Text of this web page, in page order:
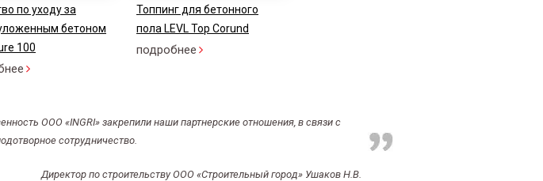
по уходу за
бетоном
100
Топпинг для бетонного
пола LEVL Top Corund
подробнее
ООО «INGRI» закрепили наши партнерские отношения, в связи с
сотрудничество.
Директор по строительству ООО «Строительный город» Ушаков Н.В.